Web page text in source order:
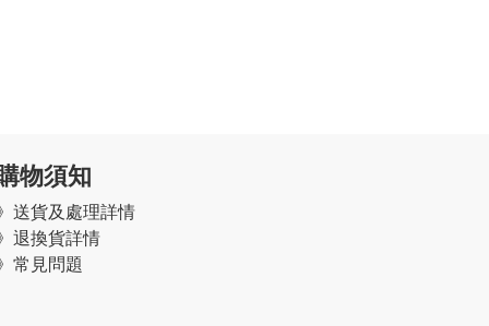
物須知
送貨及處理詳情
退換貨詳情
常見問題